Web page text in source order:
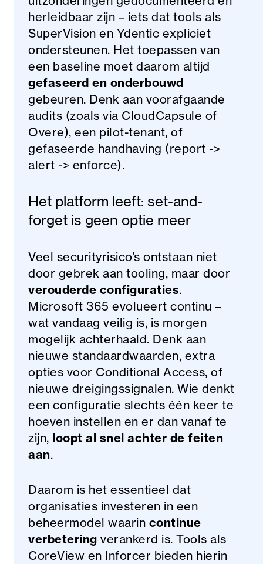
herleidbaar zijn – iets dat tools als
SuperVision en Ydentic expliciet
ondersteunen. Het toepassen van
een baseline moet daarom altijd
gefaseerd en onderbouwd
gebeuren. Denk aan voorafgaande
audits (zoals via CloudCapsule of
Overe), een pilot-tenant, of
gefaseerde handhaving (report ->
alert -> enforce).
Het platform leeft: set-and-
forget is geen optie meer
Veel securityrisico’s ontstaan niet
door gebrek aan tooling, maar door
verouderde configuraties.
Microsoft 365 evolueert continu –
wat vandaag veilig is, is morgen
mogelijk achterhaald. Denk aan
nieuwe standaardwaarden, extra
opties voor Conditional Access, of
nieuwe dreigingssignalen. Wie denkt
een configuratie slechts één keer te
hoeven instellen en er dan vanaf te
zijn, loopt al snel achter de feiten
aan.
Daarom is het essentieel dat
organisaties investeren in een
beheermodel waarin continue
verbetering verankerd is. Tools als
CoreView en Inforcer bieden hierin